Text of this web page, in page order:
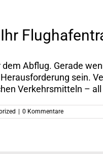
Abflug. Gerade
sein.
Verkehrsmitteln – all
0 Kommentare